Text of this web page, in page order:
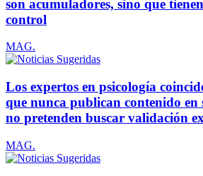
son acumuladores, sino que
control
MAG.
Los expertos en psicología
que nunca publican contenido en
no pretenden buscar validación
MAG.